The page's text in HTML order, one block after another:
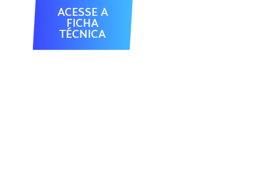
ACESSE A
FICHA
TÉCNICA